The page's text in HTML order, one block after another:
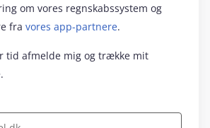
om vores regnskabssystem og
fra vores app-partnere.
tid afmelde mig og trække mit